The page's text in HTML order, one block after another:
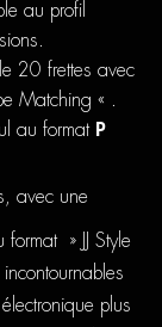
au profil
20 frettes avec
Matching « .
au format P
avec une
» JJ Style
plus